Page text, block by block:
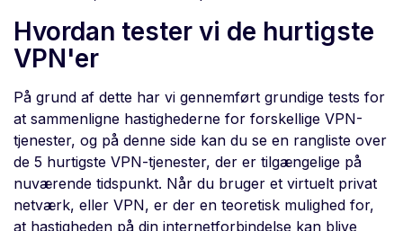
Hvordan tester vi de hurtigste
VPN'er
På grund af dette har vi gennemført grundige tests for
at sammenligne hastighederne for forskellige VPN-
tjenester, og på denne side kan du se en rangliste over
de 5 hurtigste VPN-tjenester, der er tilgængelige på
nuværende tidspunkt. Når du bruger et virtuelt privat
netværk, eller VPN, er der en teoretisk mulighed for,
at hastigheden på din internetforbindelse kan blive